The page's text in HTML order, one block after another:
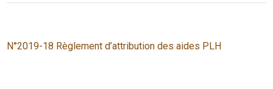
N°2019-18 Règlement d’attribution des aides PLH